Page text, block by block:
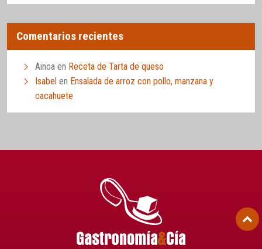
Comentarios recientes
Ainoa en Receta de Tarta de queso
Isabel en Ensalada de arroz con pollo, manzana y
cacahuete